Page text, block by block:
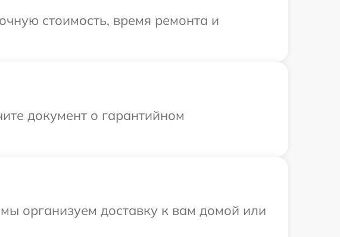
стоимость, время ремонта и
документ о гарантийном
организуем доставку к вам домой или